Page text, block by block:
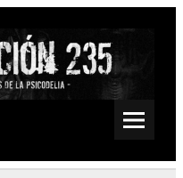
Fuzz, Space, Drone